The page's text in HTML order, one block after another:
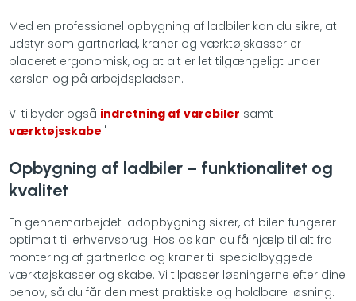
Med en professionel opbygning af ladbiler kan du sikre, at
udstyr som gartnerlad, kraner og værktøjskasser er
placeret ergonomisk, og at alt er let tilgængeligt under
kørslen og på arbejdspladsen.
Vi tilbyder også indretning af varebiler samt
værktøjsskabe.'
Opbygning af ladbiler – funktionalitet og
kvalitet
En gennemarbejdet ladopbygning sikrer, at bilen fungerer
optimalt til erhvervsbrug. Hos os kan du få hjælp til alt fra
montering af gartnerlad og kraner til specialbyggede
værktøjskasser og skabe. Vi tilpasser løsningerne efter dine
behov, så du får den mest praktiske og holdbare løsning.